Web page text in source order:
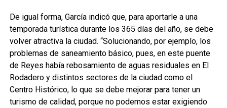
De igual forma, García indicó que, para aportarle a una
temporada turística durante los 365 días del año, se debe
volver atractiva la ciudad. “Solucionando, por ejemplo, los
problemas de saneamiento básico, pues, en este puente
de Reyes había rebosamiento de aguas residuales en El
Rodadero y distintos sectores de la ciudad como el
Centro Histórico, lo que se debe mejorar para tener un
turismo de calidad, porque no podemos estar exigiendo